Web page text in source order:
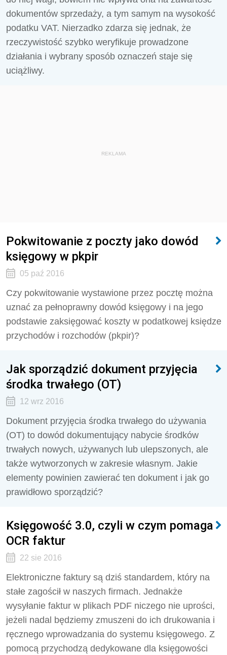
dokumentów sprzedaży, a tym samym na wysokość
podatku VAT. Nierzadko zdarza się jednak, że
rzeczywistość szybko weryfikuje prowadzone
działania i wybrany sposób oznaczeń staje się
uciążliwy.
REKLAMA
Pokwitowanie z poczty jako dowód
księgowy w pkpir
05 paź 2016
Czy pokwitowanie wystawione przez pocztę można
uznać za pełnoprawny dowód księgowy i na jego
podstawie zaksięgować koszty w podatkowej księdze
przychodów i rozchodów (pkpir)?
Jak sporządzić dokument przyjęcia
środka trwałego (OT)
12 wrz 2016
Dokument przyjęcia środka trwałego do używania
(OT) to dowód dokumentujący nabycie środków
trwałych nowych, używanych lub ulepszonych, ale
także wytworzonych w zakresie własnym. Jakie
elementy powinien zawierać ten dokument i jak go
prawidłowo sporządzić?
Księgowość 3.0, czyli w czym pomaga
OCR faktur
22 sie 2016
Elektroniczne faktury są dziś standardem, który na
stałe zagościł w naszych firmach. Jednakże
wysyłanie faktur w plikach PDF niczego nie uprości,
jeżeli nadal będziemy zmuszeni do ich drukowania i
ręcznego wprowadzania do systemu księgowego. Z
pomocą przychodzą dedykowane dla księgowości